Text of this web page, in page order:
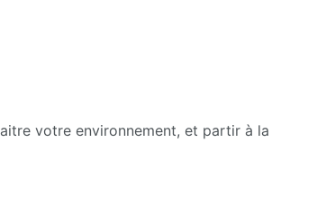
votre environnement, et partir à la